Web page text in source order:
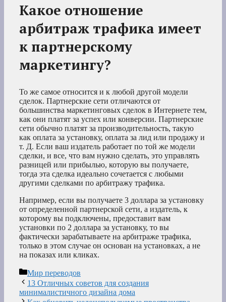
Какое отношение
арбитраж трафика имеет
к партнерскому
маркетингу?
То же самое относится и к любой другой модели
сделок. Партнерские сети отличаются от
большинства маркетинговых сделок в Интернете тем,
как они платят за успех или конверсии. Партнерские
сети обычно платят за производительность, такую
как оплата за установку, оплата за лид или продажу и
т. Д. Если ваш издатель работает по той же модели
сделки, и все, что вам нужно сделать, это управлять
разницей или прибылью, которую вы получаете,
тогда эта сделка идеально сочетается с любыми
другими сделками по арбитражу трафика.
Например, если вы получаете 3 доллара за установку
от определенной партнерской сети, а издатель, к
которому вы подключены, предоставит вам
установки по 2 доллара за установку, то вы
фактически зарабатываете на арбитраже трафика,
только в этом случае он основан на установках, а не
на показах или кликах.
Рубрики
Мир переводов
13 Отличных советов для создания
минималистичного дизайна дома